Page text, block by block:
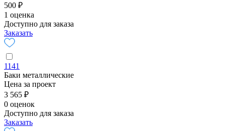
500 ₽
1 оценка
Доступно для заказа
Заказать
1141
Баки металлические
Цена за проект
3 565 ₽
0 оценок
Доступно для заказа
Заказать